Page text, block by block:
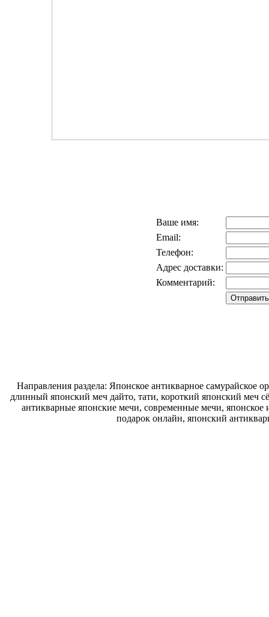
Ваше имя:
Email:
Телефон:
Адрес доставки:
Комментарий:
Направления раздела: Японское антикварное самурайское
длинный японский меч дайто, тати, короткий японский меч
антикварные японские мечи, современные мечи, японское
подарок онлайн, японский